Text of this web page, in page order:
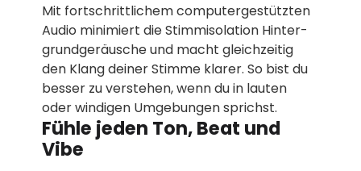
Mit fortschritt­lichem computer­gestützten
Audio minimiert die Stimmisolation Hinter­
grund­geräusche und macht gleichzeitig
den Klang deiner Stimme klarer. So bist du
besser zu verstehen, wenn du in lauten
oder windigen Umgebungen sprichst.
Fühle jeden Ton, Beat und
Vibe